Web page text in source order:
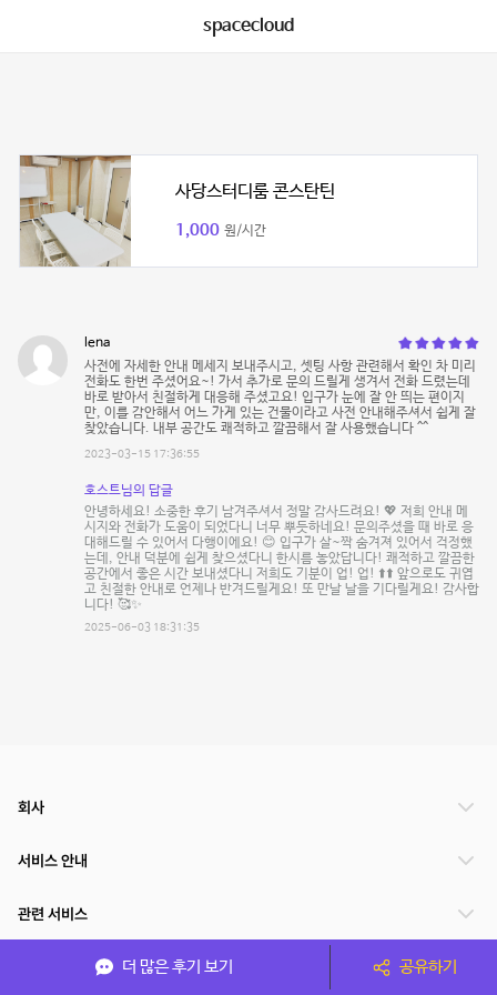
spacecloud
사당스터디룸 콘스탄틴
1,000 원/시간
lena
사전에 자세한 안내 메세지 보내주시고, 셋팅 사항 관련해서 확인 차 미리
전화도 한번 주셨어요~! 가서 추가로 문의 드릴게 생겨서 전화 드렸는데
바로 받아서 친절하게 대응해 주셨고요! 입구가 눈에 잘 안 띄는 편이지
만, 이를 감안해서 어느 가게 있는 건물이라고 사전 안내해주셔서 쉽게 잘
찾았습니다. 내부 공간도 쾌적하고 깔끔해서 잘 사용했습니다 ^^
2023-03-15 17:36:55
호스트님의 답글
안녕하세요! 소중한 후기 남겨주셔서 정말 감사드려요! 💖 저희 안내 메
시지와 전화가 도움이 되었다니 너무 뿌듯하네요! 문의주셨을 때 바로 응
대해드릴 수 있어서 다행이에요! 😊 입구가 살~짝 숨겨져 있어서 걱정했
는데, 안내 덕분에 쉽게 찾으셨다니 한시름 놓았답니다! 쾌적하고 깔끔한
공간에서 좋은 시간 보내셨다니 저희도 기분이 업! 업! ⬆️⬆️ 앞으로도 귀엽
고 친절한 안내로 언제나 반겨드릴게요! 또 만날 날을 기다릴게요! 감사합
니다! 🥰✨
2025-06-03 18:31:35
더 많은 후기 보기 공유하기
회사
서비스 안내
관련 서비스